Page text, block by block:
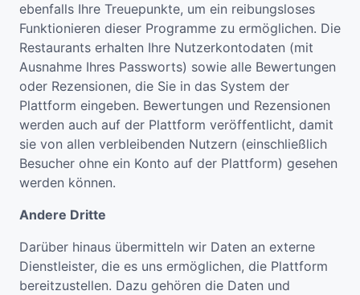
ebenfalls Ihre Treuepunkte, um ein reibungsloses
Funktionieren dieser Programme zu ermöglichen. Die
Restaurants erhalten Ihre Nutzerkontodaten (mit
Ausnahme Ihres Passworts) sowie alle Bewertungen
oder Rezensionen, die Sie in das System der
Plattform eingeben. Bewertungen und Rezensionen
werden auch auf der Plattform veröffentlicht, damit
sie von allen verbleibenden Nutzern (einschließlich
Besucher ohne ein Konto auf der Plattform) gesehen
werden können.
Andere Dritte
Darüber hinaus übermitteln wir Daten an externe
Dienstleister, die es uns ermöglichen, die Plattform
bereitzustellen. Dazu gehören die Daten und